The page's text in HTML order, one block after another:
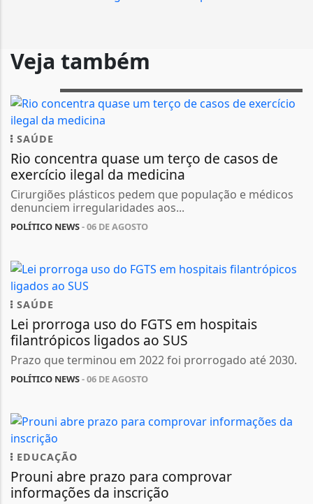
Veja também
SAÚDE
Rio concentra quase um terço de casos de
exercício ilegal da medicina
Cirurgiões plásticos pedem que população e médicos
denunciem irregularidades aos...
POLÍTICO NEWS- 06 DE AGOSTO
SAÚDE
Lei prorroga uso do FGTS em hospitais
filantrópicos ligados ao SUS
Prazo que terminou em 2022 foi prorrogado até 2030.
POLÍTICO NEWS- 06 DE AGOSTO
EDUCAÇÃO
Prouni abre prazo para comprovar
informações da inscrição